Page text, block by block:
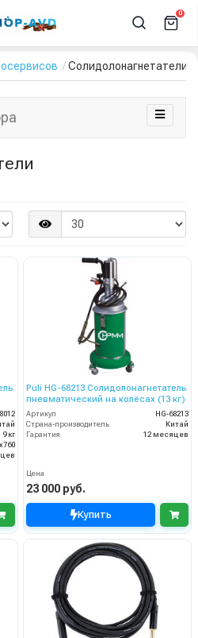
0
Солидолонагнетатели
9 кг
Puli HG-68213 Солидолонагнетатель
пневматический на колёсах (13 кг)
Артикул
HG-68213
Страна-производитель
Китай
Гарантия
12 месяцев
Цена
23 000 руб.
Купить